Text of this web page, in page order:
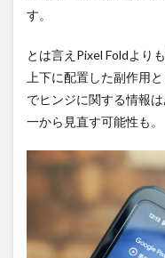
す。
とは言えPixel Foldより
上下に配置した副作用
でヒンジに関する情報
一から見直す可能性も。